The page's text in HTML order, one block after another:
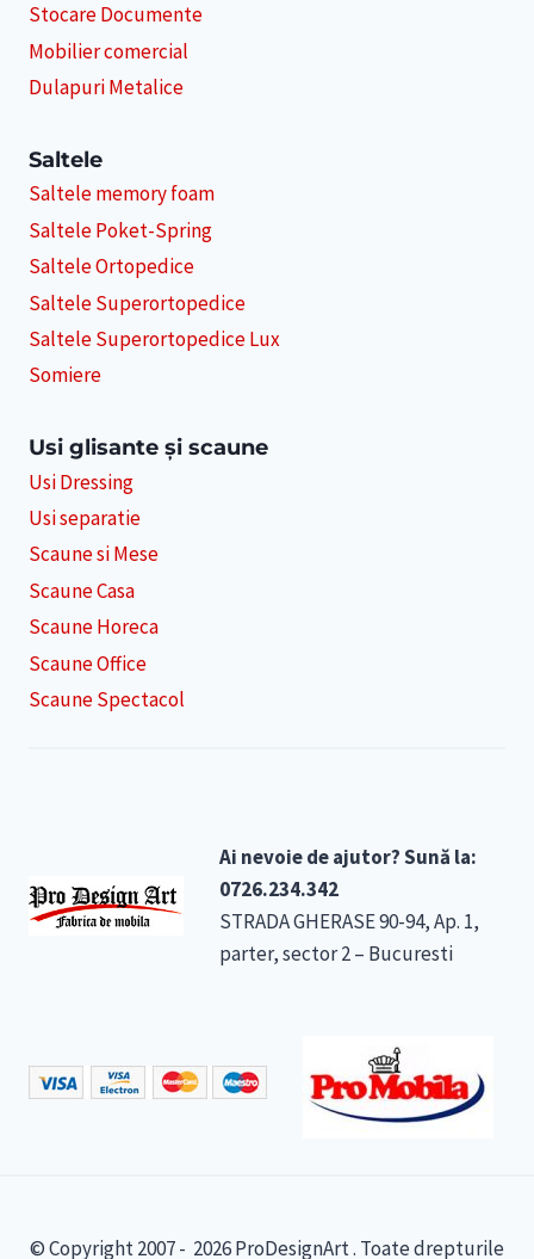
Stocare Documente
Mobilier comercial
Dulapuri Metalice
Saltele
Saltele memory foam
Saltele Poket-Spring
Saltele Ortopedice
Saltele Superortopedice
Saltele Superortopedice Lux
Somiere
Usi glisante și scaune
Usi Dressing
Usi separatie
Scaune si Mese
Scaune Casa
Scaune Horeca
Scaune Office
Scaune Spectacol
Ai nevoie de ajutor? Sună la:
0726.234.342
STRADA GHERASE 90-94, Ap. 1,
parter, sector 2 – Bucuresti
© Copyright 2007 - 2026 ProDesignArt . Toate drepturile